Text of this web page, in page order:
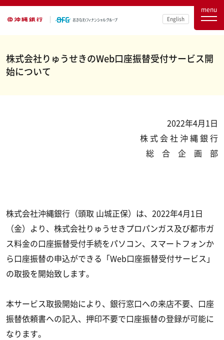
English
menu
株式会社りゅうせきのWeb口座振替受付サービス開
始について
2022年4月1日
株 式 会 社 沖 縄 銀 行
総 合 企 画 部
株式会社沖縄銀行（頭取 山城正保）は、2022年4月1日
（金）より、株式会社りゅうせきプロパンガス及び都市ガ
ス料金の口座振替受付手続をパソコン、スマートフォンか
ら口座振替の申込ができる「Web口座振替受付サービス」
の取扱を開始致します。
本サービス取扱開始により、銀行窓口への来店不要、口座
振替依頼書への記入、押印不要で口座振替の登録が可能に
なります。